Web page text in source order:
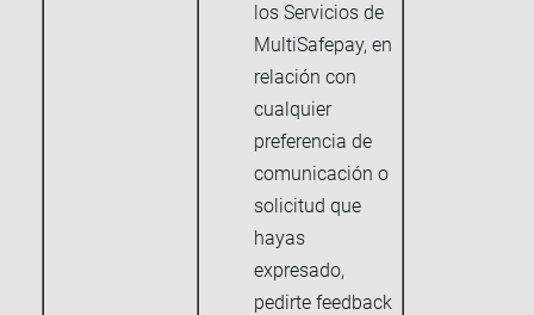
los Servicios de
MultiSafepay, en
relación con
cualquier
preferencia de
comunicación o
solicitud que
hayas
expresado,
pedirte feedback